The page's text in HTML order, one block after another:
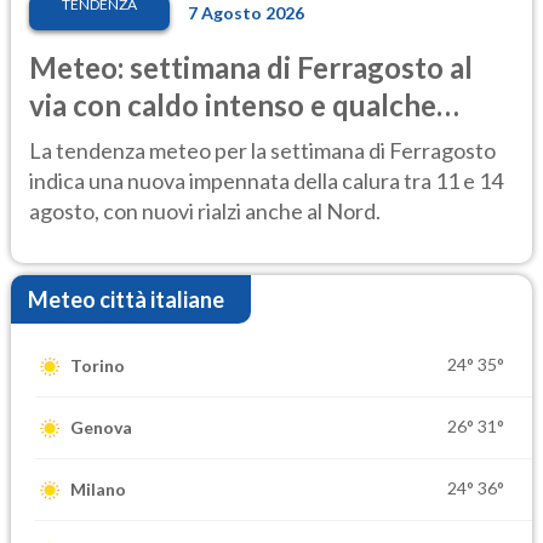
TENDENZA 7 Agosto 2026
Meteo: settimana di Ferragosto al
via con caldo intenso e qualche
temporale
La tendenza meteo per la settimana di Ferragosto
indica una nuova impennata della calura tra 11 e 14
agosto, con nuovi rialzi anche al Nord.
Meteo città italiane
Torino 24° 35°
Genova 26° 31°
Milano 24° 36°